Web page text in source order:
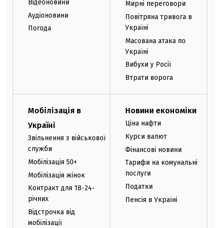
Відеоновини
Аудіоновини
Погода
Мирні переговори
Повітряна тривога в
Україні
Масована атака по
Україні
Вибухи у Росії
Втрати ворога
Мобілізація в
Україні
Звільнення з військової
служби
Мобілізація 50+
Мобілізація жінок
Контракт для 18-24-
річних
Відстрочка від
мобілізації
Новини економіки
Ціна нафти
Курси валют
Фінансові новини
Тарифи на комунальні
послуги
Податки
Пенсія в Україні